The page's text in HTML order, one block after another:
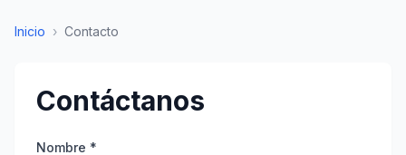
Inicio › Contacto
Contáctanos
Nombre *